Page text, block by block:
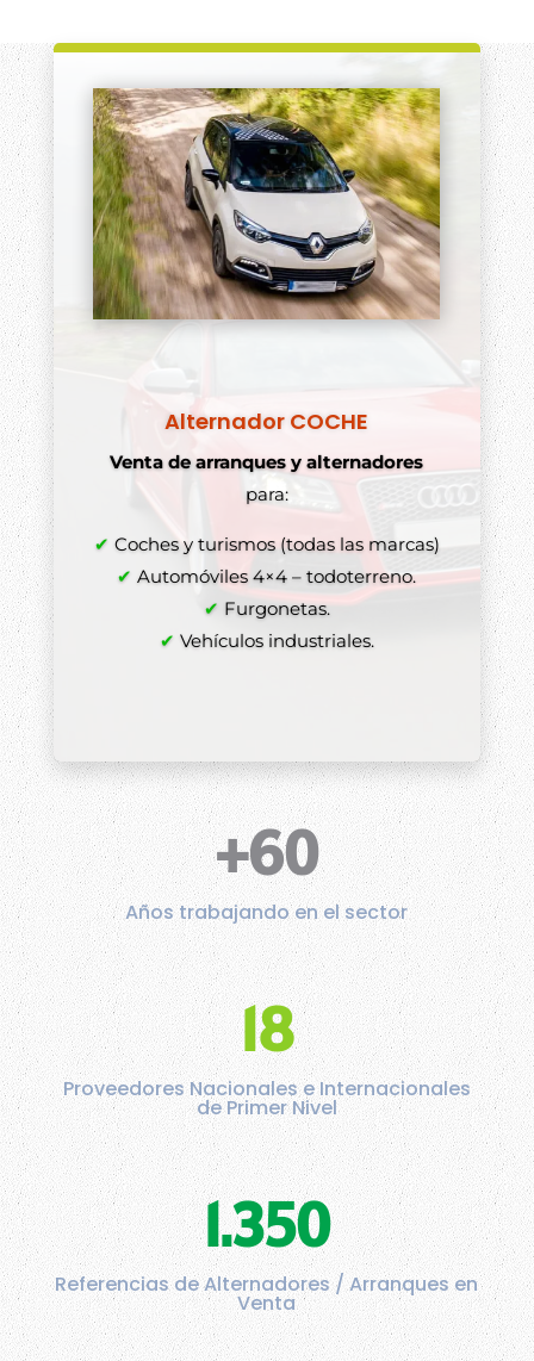
Alternador COCHE
Venta de arranques y alternadores
para:
✔ Coches y turismos (todas las marcas)
✔ Automóviles 4×4 – todoterreno.
✔ Furgonetas.
✔ Vehículos industriales.
+60
Años trabajando en el sector
18
Proveedores Nacionales e Internacionales
de Primer Nivel
1.350
Referencias de Alternadores / Arranques en
Venta